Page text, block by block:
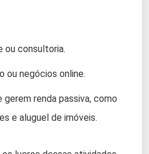
ou consultoria.
ou negócios online.
gerem renda passiva, como
e aluguel de imóveis.